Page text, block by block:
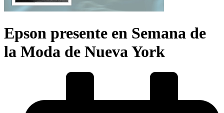
Epson presente en Semana de
la Moda de Nueva York